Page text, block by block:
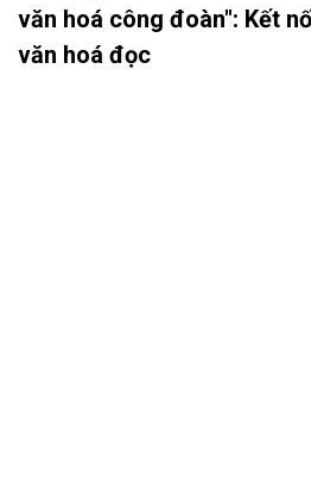
văn hoá công đoàn": Kết
văn hoá đọc